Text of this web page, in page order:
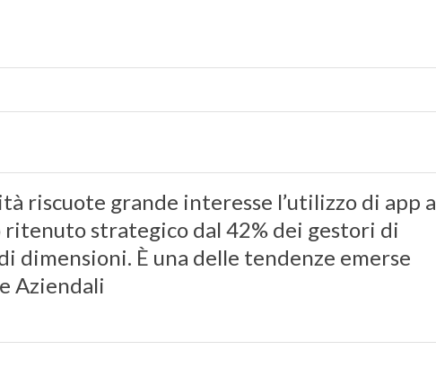
riscuote grande interesse l’utilizzo di app a
strategico dal 42% dei gestori di
dimensioni. È una delle tendenze emerse
Aziendali